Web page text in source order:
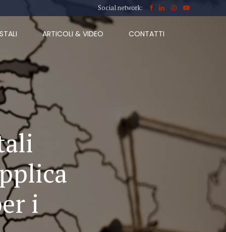
Social network:
ARTICOLI & VIDEO CONTATTI
i